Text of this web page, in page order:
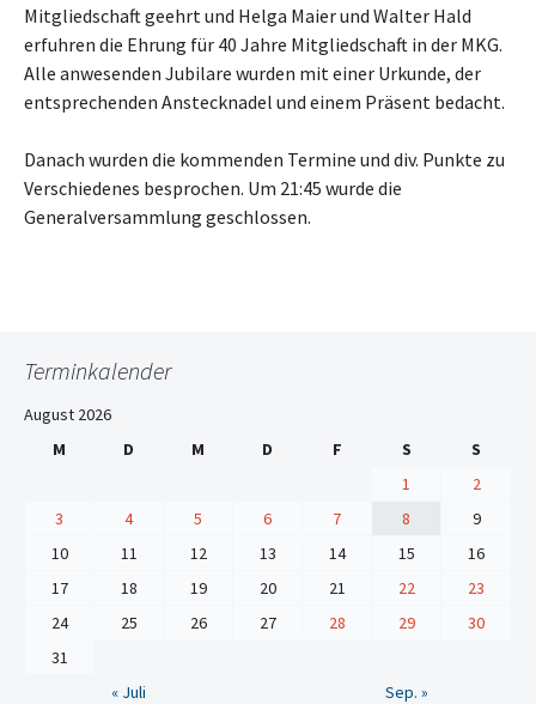
Mitgliedschaft geehrt und Helga Maier und Walter Hald
erfuhren die Ehrung für 40 Jahre Mitgliedschaft in der MKG.
Alle anwesenden Jubilare wurden mit einer Urkunde, der
entsprechenden Anstecknadel und einem Präsent bedacht.
Danach wurden die kommenden Termine und div. Punkte zu
Verschiedenes besprochen. Um 21:45 wurde die
Generalversammlung geschlossen.
Terminkalender
August 2026
M
D M D F S
S
1
2
3
4 5 6 7 8
9
10
11 12 13 14 15
16
17
18 19 20 21 22
23
24
25 26 27 28 29
30
31
« Juli
Sep. »